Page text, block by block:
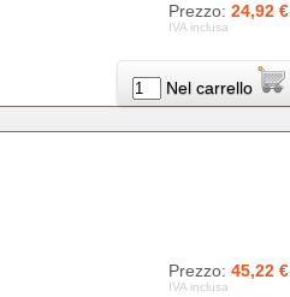
Prezzo: 24,92 €
IVA inclusa
Nel carrello
Prezzo: 45,22 €
IVA inclusa